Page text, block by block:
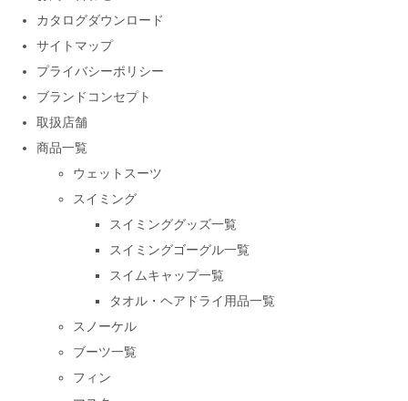
カタログダウンロード
サイトマップ
プライバシーポリシー
ブランドコンセプト
取扱店舗
商品一覧
ウェットスーツ
スイミング
スイミンググッズ一覧
スイミングゴーグル一覧
スイムキャップ一覧
タオル・ヘアドライ用品一覧
スノーケル
ブーツ一覧
フィン